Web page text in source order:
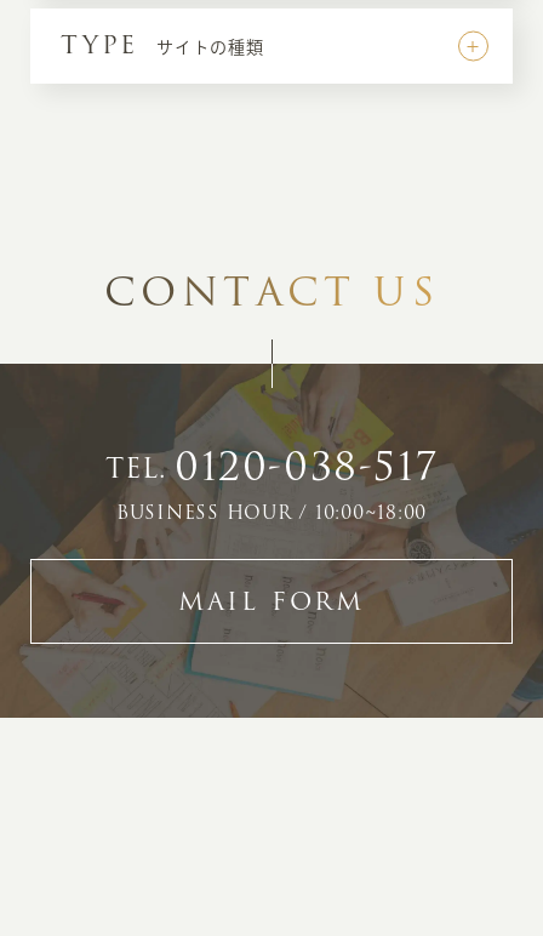
TYPE サイトの種類
CONTACT US
TEL.0120-038-517
BUSINESS HOUR / 10:00~18:00
MAIL FORM